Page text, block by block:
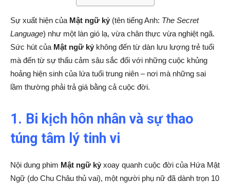
Sự xuất hiện của Mật ngữ kỷ (tên tiếng Anh: The Secret
Language) như một làn gió lạ, vừa chân thực vừa nghiệt ngã.
Sức hút của Mật ngữ kỷ không đến từ dàn lưu lượng trẻ tuổi
mà đến từ sự thấu cảm sâu sắc đối với những cuộc khủng
hoảng hiện sinh của lứa tuổi trung niên – nơi mà những sai
lầm thường phải trả giá bằng cả cuộc đời.
1. Bi kịch hôn nhân và sự thao
túng tâm lý tinh vi
Nội dung phim Mật ngữ kỷ xoay quanh cuộc đời của Hứa Mật
Ngữ (do Chu Châu thủ vai), một người phụ nữ đã dành trọn 10